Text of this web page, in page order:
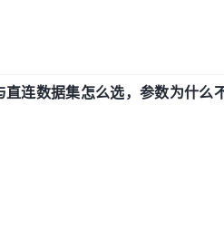
连数据集怎么选，参数为什么